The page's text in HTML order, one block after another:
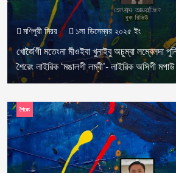
মণিপুরী মিরর ১লা ডিসেম্বর ২০২৫ ইং
খোর্জৈগী মতেংনা মীওইবা খুনাইবু অচুম্বা লম্বেলদা
শৈরেং লাইরিক ‘মঙালগী লম্বী’- লাইরিক অসিগী
শৈরেং